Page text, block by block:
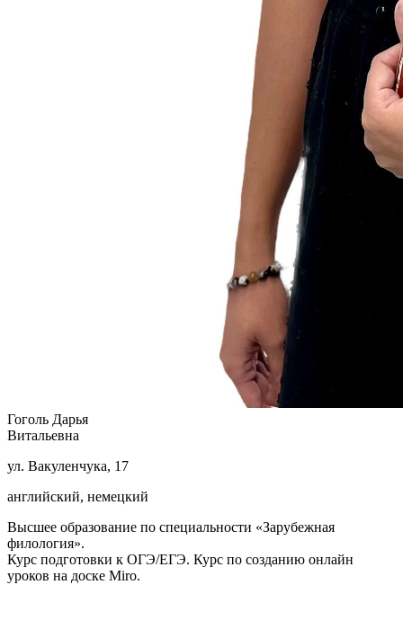
Гоголь Дарья
Витальевна
ул. Вакуленчука, 17
английский, немецкий
Высшее образование по специальности «Зарубежная
филология».
Курс подготовки к ОГЭ/ЕГЭ. Курс по созданию онлайн
уроков на доске Miro.